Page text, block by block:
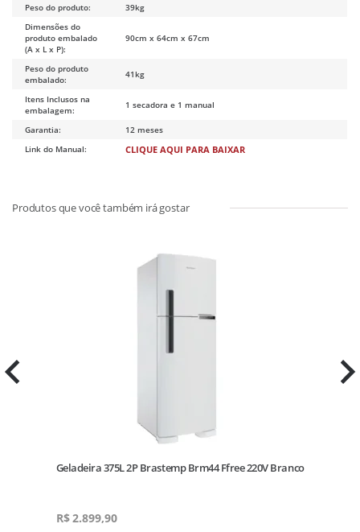
Peso do produto:
39kg
Dimensões do
produto embalado
(A x L x P):
90cm x 64cm x 67cm
Peso do produto
embalado:
41kg
Itens Inclusos na
embalagem:
1 secadora e 1 manual
Garantia:
12 meses
Link do Manual:
CLIQUE AQUI PARA BAIXAR
Geladeira 375L 2P Brastemp Brm44 Ffree 220V Branco
R$2.899,90